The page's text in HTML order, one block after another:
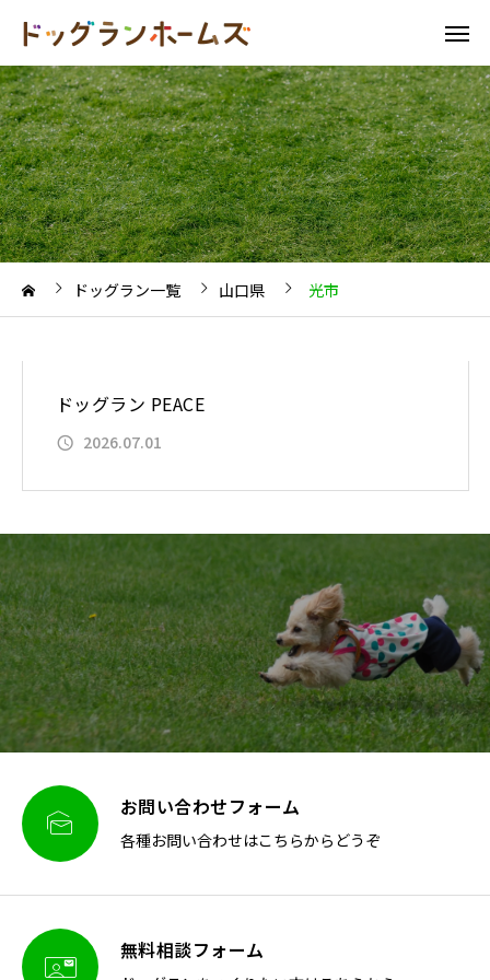
ドッグラン一覧 山口県 光市
ドッグラン PEACE
2026.07.01
 お問い合わせフォーム
各種お問い合わせはこちらからどうぞ
 無料相談フォーム